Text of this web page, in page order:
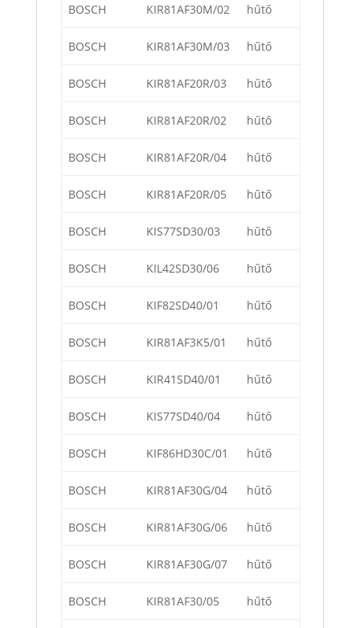
BOSCH KIR81AF30M/02 hűtő
BOSCH KIR81AF30M/03 hűtő
BOSCH KIR81AF20R/03 hűtő
BOSCH KIR81AF20R/02 hűtő
BOSCH KIR81AF20R/04 hűtő
BOSCH KIR81AF20R/05 hűtő
BOSCH KIS77SD30/03 hűtő
BOSCH KIL42SD30/06 hűtő
BOSCH KIF82SD40/01 hűtő
BOSCH KIR81AF3K5/01 hűtő
BOSCH KIR41SD40/01 hűtő
BOSCH KIS77SD40/04 hűtő
BOSCH KIF86HD30C/01 hűtő
BOSCH KIR81AF30G/04 hűtő
BOSCH KIR81AF30G/06 hűtő
BOSCH KIR81AF30G/07 hűtő
BOSCH KIR81AF30/05 hűtő